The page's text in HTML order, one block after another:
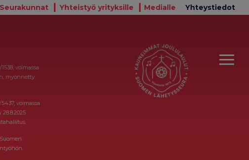
Seurakunnat Yhteistyö yrityksille Medialle Yhteystiedot
voimassa
myönnetty
voimassa
28.8.2025